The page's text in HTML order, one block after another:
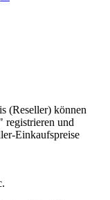
(Reseller) können
registrieren und
Einkaufspreise